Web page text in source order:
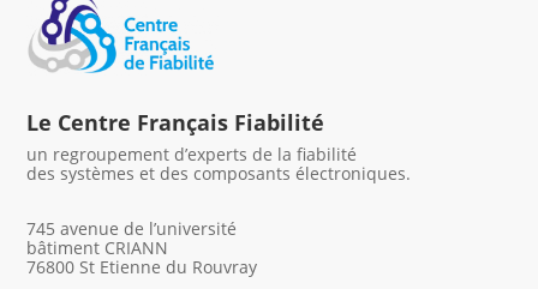
Le Centre Français Fiabilité
un regroupement d’experts de la fiabilité
des systèmes et des composants électroniques.
745 avenue de l’université
bâtiment CRIANN
76800 St Etienne du Rouvray